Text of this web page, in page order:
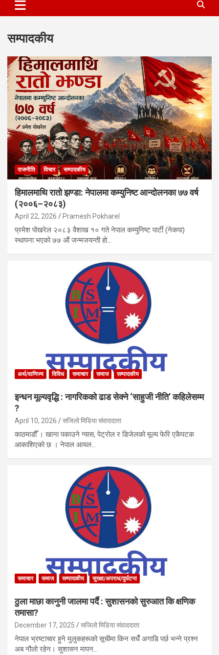
सम्पादकीय
राजनीति विचार सम्पादकीय
हिमालमाथि रातो झण्डा: नेपालमा कम्युनिष्ट आन्दोलनका ७७ वर्ष
(२००६–२०८३)
April 22, 2026 Pramesh Pokharel
प्रमेश पोखरेल २०८३ वैशाख १० गते नेपाल कम्युनिष्ट पार्टी (नेकपा)
स्थापना भएको ७७ औं जन्मजयन्ती हो…
अर्थ/वाणिज्य विविध समाचार समाज सम्पादकीय
इन्धन मूल्यवृद्धि : नागरिकको ढाड सेक्ने ‘साहुजी नीति’ कहिलेसम्म
?
April 10, 2026 सजिलो मिडिया संवाददाता
काठमाडौँ । खाना पकाउने ग्यास, पेट्रोल र डिजेलको मूल्य फेरि एकैपटक
आकाशिएको छ । नेपाल आयल…
समाचार समाज सम्पादकीय सुरक्षा/अपराध/दुर्घटना
ठुला माछा कानुनी जालमा पर्दै : सुशासनको सुरुआत कि क्षणिक
तमासा?
December 17, 2025 सजिलो मिडिया संवाददाता
नेपाल भ्रष्टाचार हुने मुलुकहरूको सूचीमा किन सधैँ अगाडि पर्छ भन्ने प्रश्न
अब नौलो रहेन। सुशासन मापन…